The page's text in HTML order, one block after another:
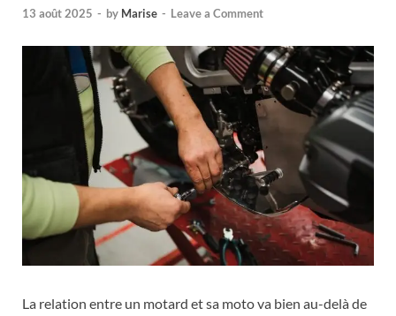
13 août 2025 - by Marise - Leave a Comment
La relation entre un motard et sa moto va bien au-delà de